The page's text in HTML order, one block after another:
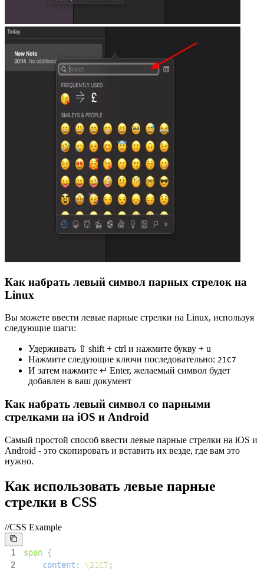
Как набрать левый символ парных стрелок на
Linux
Вы можете ввести левые парные стрелки на Linux, используя
следующие шаги:
Удерживать ⇧ shift + ctrl и нажмите букву + u
Нажмите следующие ключи последовательно: 21C7
И затем нажмите ↵ Enter, желаемый символ будет
добавлен в ваш документ
Как набрать левый символ со парными
стрелками на iOS и Android
Самый простой способ ввести левые парные стрелки на iOS и
Android - это скопировать и вставить их везде, где вам это
нужно.
Как использовать левые парные
стрелки в CSS
//CSS Example
1 span {
2
content : \21C7;